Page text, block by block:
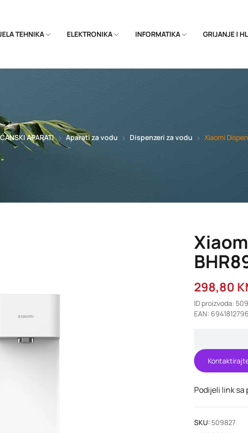
TEHNIKA ELEKTRONIKA INFORMATIKA GRIJANJE I
APARATI Aparati za vodu Dispenzeri za vodu Xiaomi
298,80
ID proizvoda:
EAN:
Podijeli link
SKU: 509827